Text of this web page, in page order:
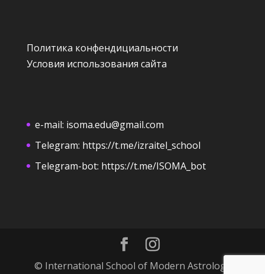
Политика конфендициальности
Условия использования сайта
e-mail: isoma.edu@gmail.com
Telegram: https://t.me/izraitel_school
Telegram-bot: https://t.me/ISOMA_bot
© International School of Modern Astrology